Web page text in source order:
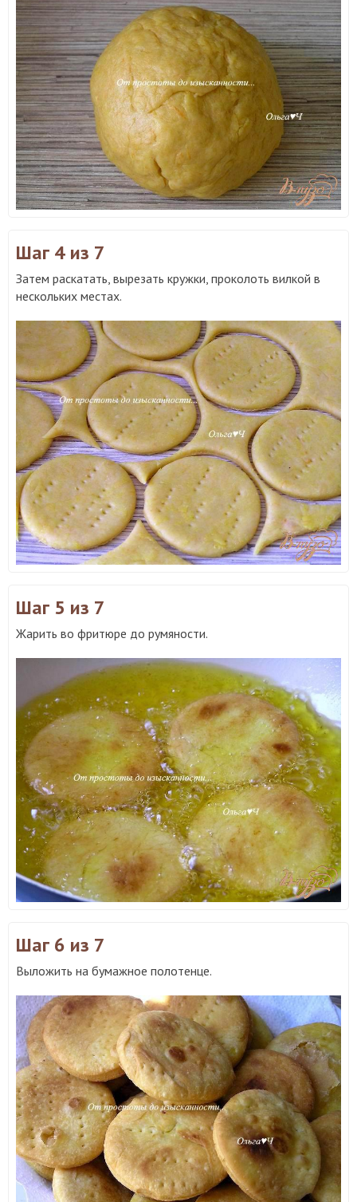
Шаг 4 из 7
Затем раскатать, вырезать кружки, проколоть вилкой в
нескольких местах.
Шаг 5 из 7
Жарить во фритюре до румяности.
Шаг 6 из 7
Выложить на бумажное полотенце.